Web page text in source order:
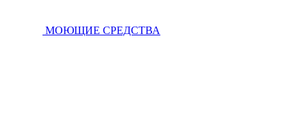
МОЮЩИЕ СРЕДСТВА